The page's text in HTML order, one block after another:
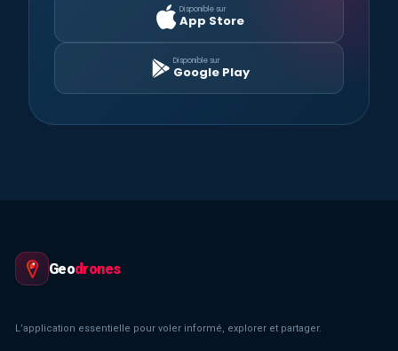
Disponible sur
App Store
Disponible sur
Google Play
Geodrones
L’application essentielle pour voler informé, explorer et partager.